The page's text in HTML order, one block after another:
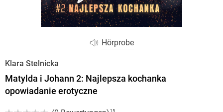
Hörprobe
Klara Stelnicka
Matylda i Johann 2: Najlepsza kochanka
opowiadanie erotyczne